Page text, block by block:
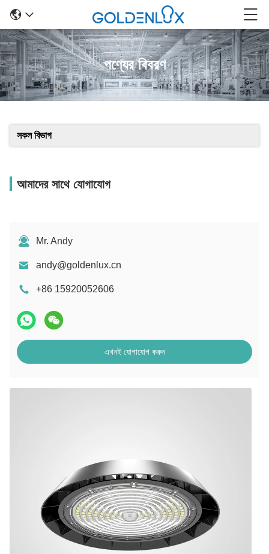
পণ্যের বিবরণ
সকল বিভাগ
আমাদের সাথে যোগাযোগ
Mr. Andy
andy@goldenlux.cn
+86 15920052606
এখনই যোগাযোগ করুন